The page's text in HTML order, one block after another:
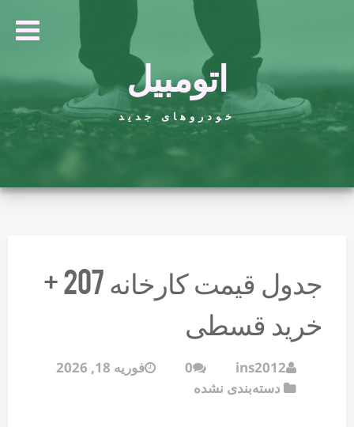
اتومبیل
خودروهای جدید
جدول قیمت کارخانه 207 +
خرید قسطی
ins2012
0
فوریه 18, 2026
دسته‌بندی نشده